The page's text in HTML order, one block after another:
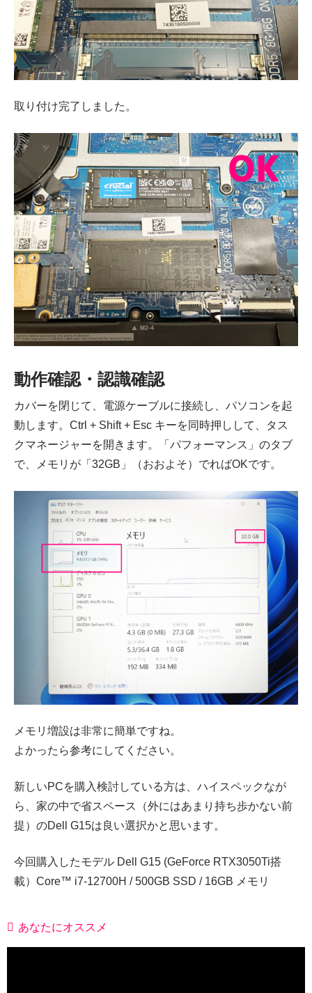
取り付け完了しました。
動作確認・認識確認
カバーを閉じて、電源ケーブルに接続し、パソコンを起
動します。Ctrl + Shift + Esc キーを同時押しして、タス
クマネージャーを開きます。「パフォーマンス」のタブ
で、メモリが「32GB」（おおよそ）でればOKです。
メモリ増設は非常に簡単ですね。
よかったら参考にしてください。
新しいPCを購入検討している方は、ハイスペックなが
ら、家の中で省スペース（外にはあまり持ち歩かない前
提）のDell G15は良い選択かと思います。
今回購入したモデル Dell G15 (GeForce RTX3050Ti搭
載）Core™ i7-12700H / 500GB SSD / 16GB メモリ
あなたにオススメ